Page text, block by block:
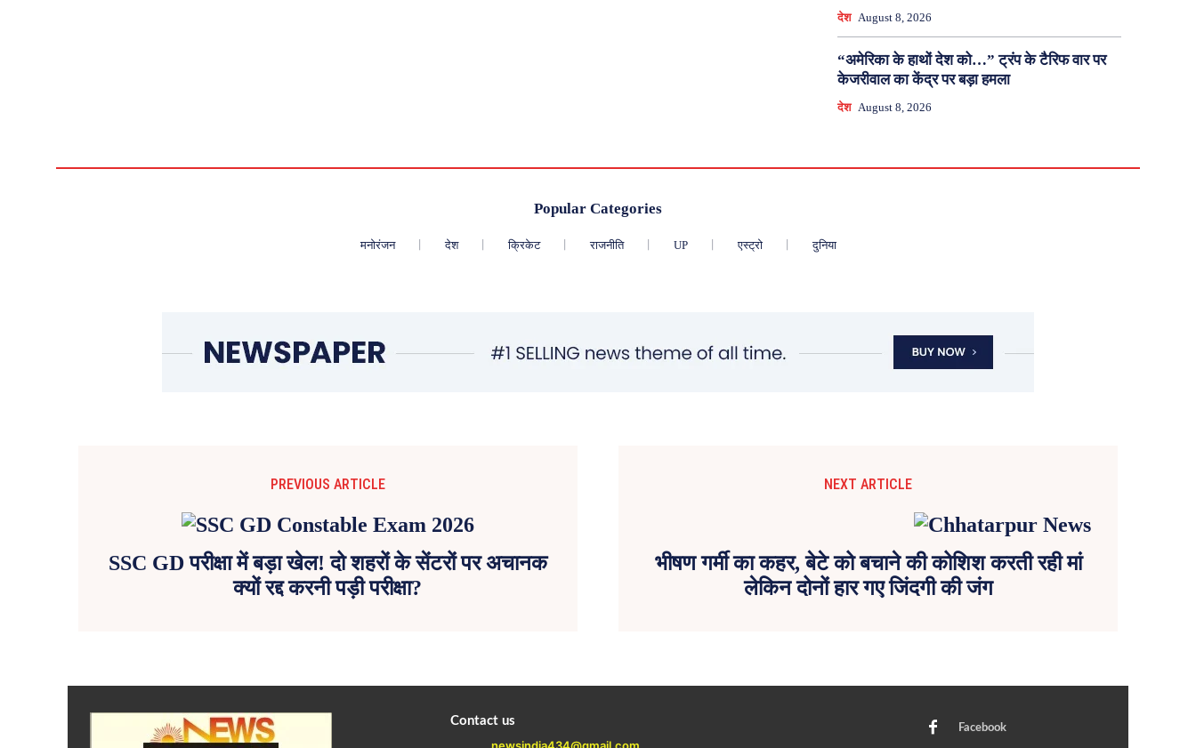
देश August 8, 2026
“अमेरिका के हाथों देश को…” ट्रंप के टैरिफ वार पर
केजरीवाल का केंद्र पर बड़ा हमला
देश August 8, 2026
Popular Categories
मनोरंजन देश क्रिकेट राजनीति UP एस्ट्रो दुनिया
PREVIOUS ARTICLE
SSC GD परीक्षा में बड़ा खेल! दो शहरों के सेंटरों पर अचानक
क्यों रद्द करनी पड़ी परीक्षा?
NEXT ARTICLE
भीषण गर्मी का कहर, बेटे को बचाने की कोशिश करती रही मां
लेकिन दोनों हार गए जिंदगी की जंग
Contact us Facebook